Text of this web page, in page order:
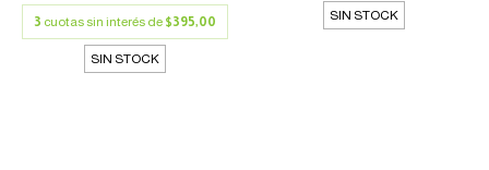
3 cuotas sin interés de $395,00
SIN STOCK
SIN STOCK